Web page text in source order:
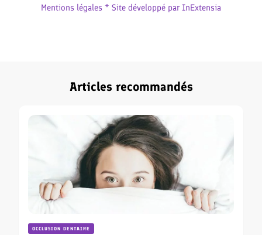
Mentions légales * Site développé par InExtensia
Articles recommandés
OCCLUSION DENTAIRE